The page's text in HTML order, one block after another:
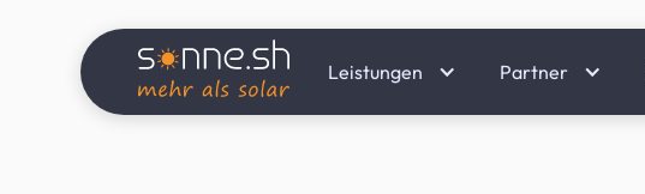
Leistungen Partner